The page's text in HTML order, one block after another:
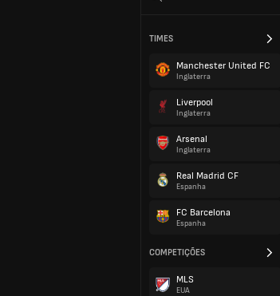
TIMES
Manchester United FC
Inglaterra
Liverpool
Inglaterra
Arsenal
Inglaterra
Real Madrid CF
Espanha
FC Barcelona
Espanha
COMPETIÇÕES
MLS
EUA